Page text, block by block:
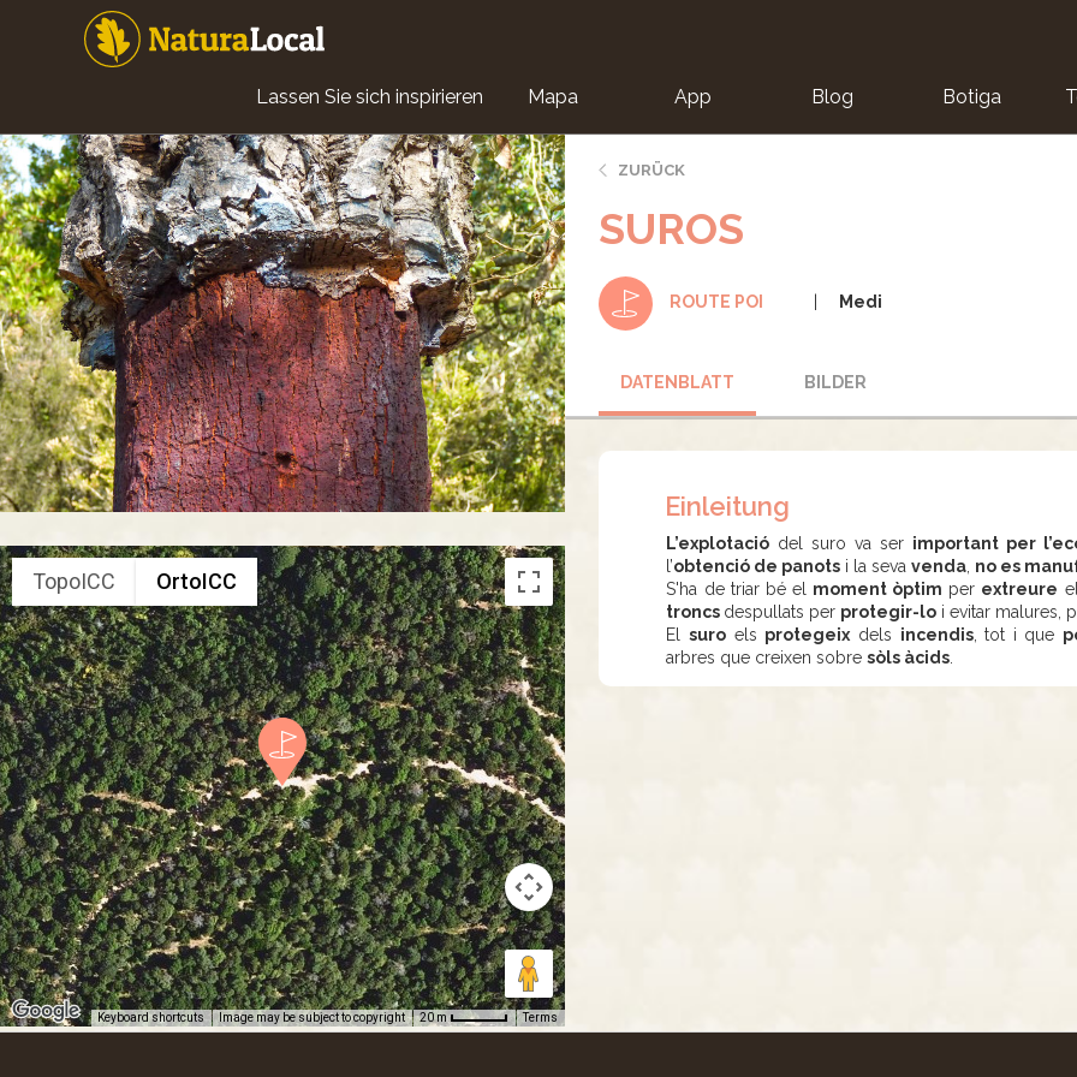
Main
navigation
Lassen Sie sich inspirieren Mapa App Blog Botiga
TopoICC OrtoICC
Keyboard shortcuts Image may be subject to copyright 20 m Terms
ZURÜCK
SUROS
ROUTE POI Medi
DATENBLATT BILDER
Einleitung
L’explotació del suro va ser important per
l’obtenció de panots i la sevavenda no es
S'ha de triar bé el moment òptim per extreure el
troncs despullats per protegir-lo i evitar malures,
Elsuro els protegeix dels incendis, tot i que
arbres que creixen sobresòls àcids